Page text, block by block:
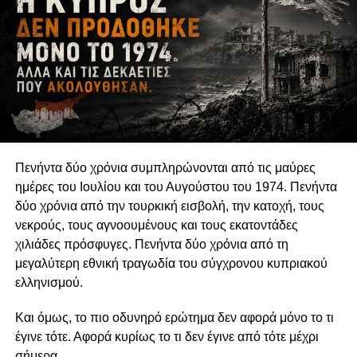
– Οικονομική αυτοδυναμία και απεξάρτηση από την
εκάστοτε εκτελεστική εξουσία
– Η ενοποίηση των Δήμων επιβάλλει και ενοποιημένο
εκλογικό σύστημα και όχι ενιαίος Δήμος, αλλά
συνομοσπονδιακό εκλογικό σύστημα για να
εξυπηρετηθούν σκοπιμότητες
– Ιδιαίτερη προσοχή στην ένταξη των κοινοτήτων στους
ΔΗΛΩΣΗ ΥΠΟΥΡΓΟΣ ΕΣΩΤΕΡΙΚΩΝ Ημερίδα Τοπικής
Αυτοδιοίκησης Κ Σ ΕΔΕΚ
Πενήντα δύο χρόνια συμπληρώνονται από τις μαύρες
ημέρες του Ιουλίου και του Αυγούστου του 1974. Πενήντα
δύο χρόνια από την τουρκική εισβολή, την κατοχή, τους
νεκρούς, τους αγνοουμένους και τους εκατοντάδες
χιλιάδες πρόσφυγες. Πενήντα δύο χρόνια από τη
μεγαλύτερη εθνική τραγωδία του σύγχρονου κυπριακού
ελληνισμού.
Και όμως, το πιο οδυνηρό ερώτημα δεν αφορά μόνο το τι
έγινε τότε. Αφορά κυρίως το τι δεν έγινε από τότε μέχρι